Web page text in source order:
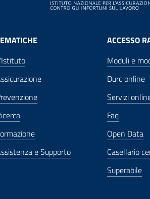
e Supporto
ACCESSO
Moduli e
Durc online
Servizi
Faq
Open Data
Casellario
Superabile